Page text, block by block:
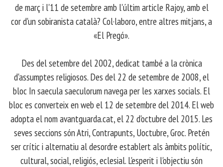
de març i l'11 de setembre amb l'últim article Rajoy, amb el
cor d'un sobiranista català? Col·laboro, entre altres mitjans, a
«El Pregó».
​ Des del setembre del 2002, dedicat també a la crònica
d'assumptes religiosos. Des del 22 de setembre de 2008, el
bloc In saecula saeculorum navega per les xarxes socials. El
bloc es converteix en web el 12 de setembre del 2014. El web
adopta el nom avantguarda.cat, el 22 d'octubre del 2015. Les
seves seccions són Atri, Contrapunts, Uoctubre, Groc. Pretén
ser crític i alternatiu al desordre establert als àmbits polític,
cultural, social, religiós, eclesial. L'esperit i l'objectiu són